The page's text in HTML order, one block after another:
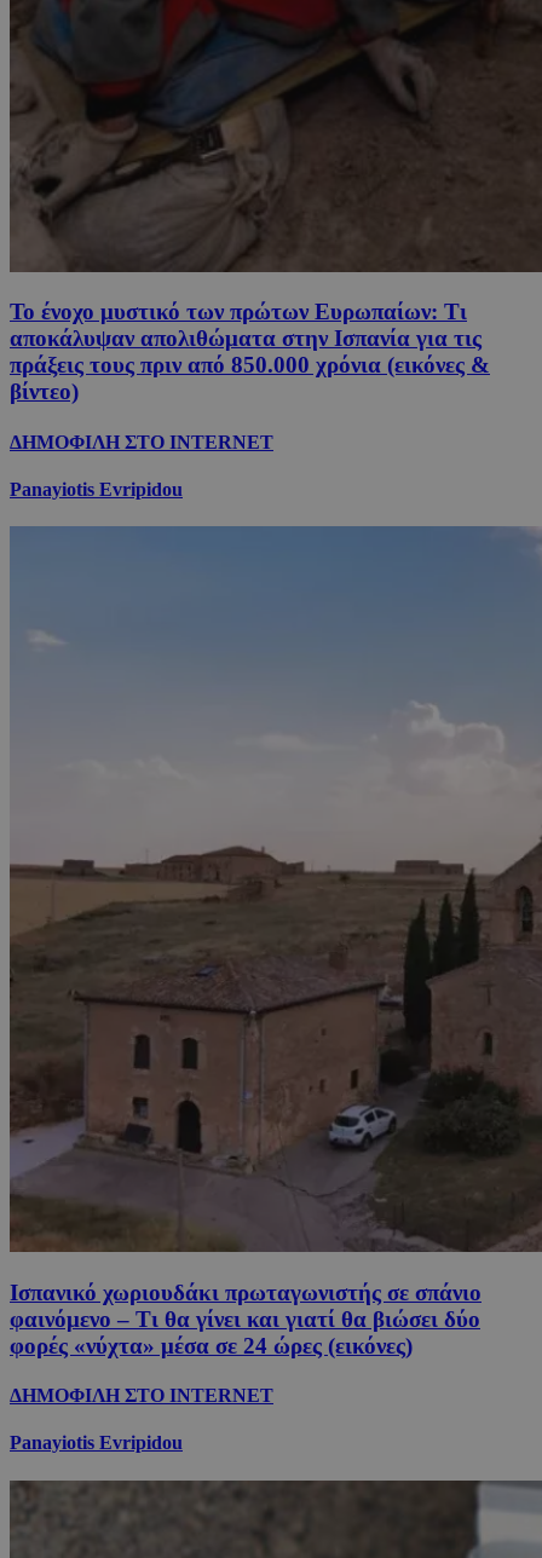
Το ένοχο μυστικό των πρώτων Ευρωπαίων: Τι
αποκάλυψαν απολιθώματα στην Ισπανία για τις
πράξεις τους πριν από 850.000 χρόνια (εικόνες &
βίντεο)
ΔΗΜΟΦΙΛΗ ΣΤΟ INTERNET
Panayiotis Evripidou
Ισπανικό χωριουδάκι πρωταγωνιστής σε σπάνιο
φαινόμενο – Τι θα γίνει και γιατί θα βιώσει δύο
φορές «νύχτα» μέσα σε 24 ώρες (εικόνες)
ΔΗΜΟΦΙΛΗ ΣΤΟ INTERNET
Panayiotis Evripidou